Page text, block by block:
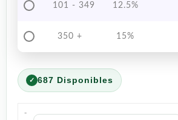
101 - 349 12.5%
350 + 15%
687 Disponibles
-